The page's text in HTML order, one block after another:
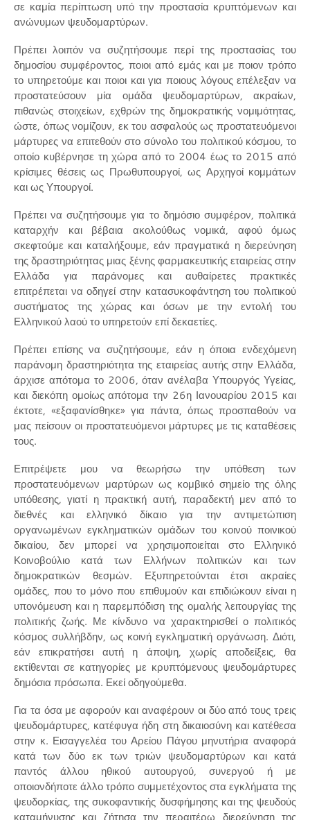
σε καμία περίπτωση υπό την προστασία κρυπτόμενων και
ανώνυμων ψευδομαρτύρων.
Πρέπει λοιπόν να συζητήσουμε περί της προστασίας του
δημοσίου συμφέροντος, ποιοι από εμάς και με ποιον τρόπο
το υπηρετούμε και ποιοι και για ποιους λόγους επέλεξαν να
προστατεύσουν μία ομάδα ψευδομαρτύρων, ακραίων,
πιθανώς στοιχείων, εχθρών της δημοκρατικής νομιμότητας,
ώστε, όπως νομίζουν, εκ του ασφαλούς ως προστατευόμενοι
μάρτυρες να επιτεθούν στο σύνολο του πολιτικού κόσμου, το
οποίο κυβέρνησε τη χώρα από το 2004 έως το 2015 από
κρίσιμες θέσεις ως Πρωθυπουργοί, ως Αρχηγοί κομμάτων
και ως Υπουργοί.
Πρέπει να συζητήσουμε για το δημόσιο συμφέρον, πολιτικά
καταρχήν και βέβαια ακολούθως νομικά, αφού όμως
σκεφτούμε και καταλήξουμε, εάν πραγματικά η διερεύνηση
της δραστηριότητας μιας ξένης φαρμακευτικής εταιρείας στην
Ελλάδα για παράνομες και αυθαίρετες πρακτικές
επιτρέπεται να οδηγεί στην κατασυκοφάντηση του πολιτικού
συστήματος της χώρας και όσων με την εντολή του
Ελληνικού λαού το υπηρετούν επί δεκαετίες.
Πρέπει επίσης να συζητήσουμε, εάν η όποια ενδεχόμενη
παράνομη δραστηριότητα της εταιρείας αυτής στην Ελλάδα,
άρχισε απότομα το 2006, όταν ανέλαβα Υπουργός Υγείας,
και διεκόπη ομοίως απότομα την 26η Ιανουαρίου 2015 και
έκτοτε, «εξαφανίσθηκε» για πάντα, όπως προσπαθούν να
μας πείσουν οι προστατευόμενοι μάρτυρες με τις καταθέσεις
τους.
Επιτρέψετε μου να θεωρήσω την υπόθεση των
προστατευόμενων μαρτύρων ως κομβικό σημείο της όλης
υπόθεσης, γιατί η πρακτική αυτή, παραδεκτή μεν από το
διεθνές και ελληνικό δίκαιο για την αντιμετώπιση
οργανωμένων εγκληματικών ομάδων του κοινού ποινικού
δικαίου, δεν μπορεί να χρησιμοποιείται στο Ελληνικό
Κοινοβούλιο κατά των Ελλήνων πολιτικών και των
δημοκρατικών θεσμών. Εξυπηρετούνται έτσι ακραίες
ομάδες, που το μόνο που επιθυμούν και επιδιώκουν είναι η
υπονόμευση και η παρεμπόδιση της ομαλής λειτουργίας της
πολιτικής ζωής. Με κίνδυνο να χαρακτηρισθεί ο πολιτικός
κόσμος συλλήβδην, ως κοινή εγκληματική οργάνωση. Διότι,
εάν επικρατήσει αυτή η άποψη, χωρίς αποδείξεις, θα
εκτίθενται σε κατηγορίες με κρυπτόμενους ψευδομάρτυρες
δημόσια πρόσωπα. Εκεί οδηγούμεθα.
Για τα όσα με αφορούν και αναφέρουν οι δύο από τους τρεις
ψευδομάρτυρες, κατέφυγα ήδη στη δικαιοσύνη και κατέθεσα
στην κ. Εισαγγελέα του Αρείου Πάγου μηνυτήρια αναφορά
κατά των δύο εκ των τριών ψευδομαρτύρων και κατά
παντός άλλου ηθικού αυτουργού, συνεργού ή με
οποιονδήποτε άλλο τρόπο συμμετέχοντος στα εγκλήματα της
ψευδορκίας, της συκοφαντικής δυσφήμησης και της ψευδούς
καταμήνυσης και ζήτησα την περαιτέρω διερεύνηση της